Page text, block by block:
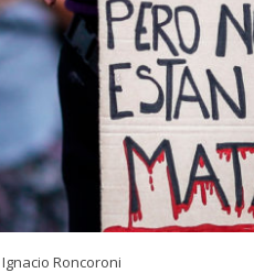
Roncoroni